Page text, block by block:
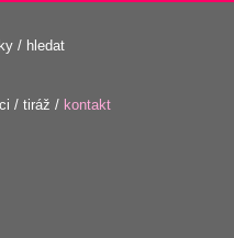
/ hledat
/ tiráž / kontakt